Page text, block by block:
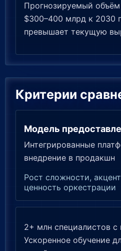
Прогнозируемый
$300–400 млрд к 2030
превышает текущую
Критерии
Модель
Интегрированные
внедрение в продакшн
Рост сложности,
ценность оркестрации
2+ млн специалистов
Ускоренное обучение